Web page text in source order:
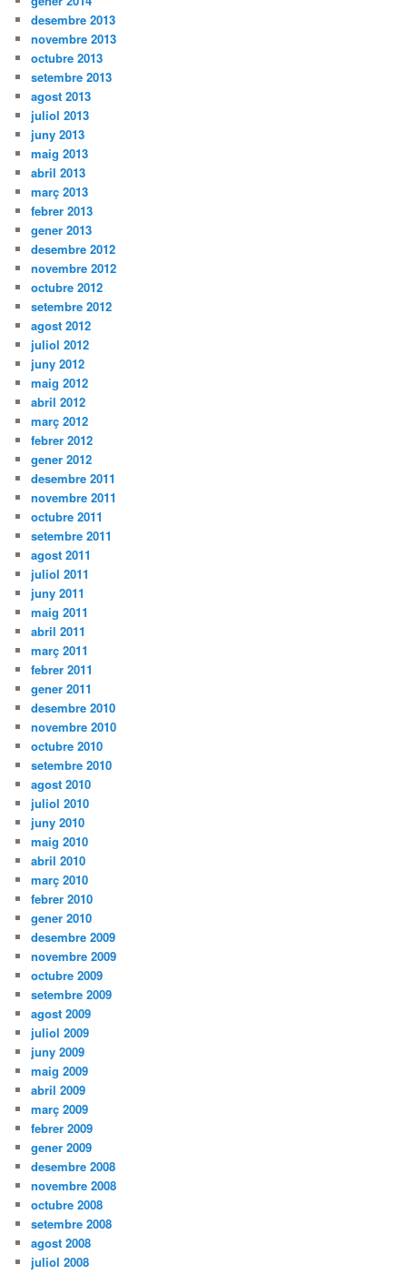
desembre 2013
novembre 2013
octubre 2013
setembre 2013
agost 2013
juliol 2013
juny 2013
maig 2013
abril 2013
març 2013
febrer 2013
gener 2013
desembre 2012
novembre 2012
octubre 2012
setembre 2012
agost 2012
juliol 2012
juny 2012
maig 2012
abril 2012
març 2012
febrer 2012
gener 2012
desembre 2011
novembre 2011
octubre 2011
setembre 2011
agost 2011
juliol 2011
juny 2011
maig 2011
abril 2011
març 2011
febrer 2011
gener 2011
desembre 2010
novembre 2010
octubre 2010
setembre 2010
agost 2010
juliol 2010
juny 2010
maig 2010
abril 2010
març 2010
febrer 2010
gener 2010
desembre 2009
novembre 2009
octubre 2009
setembre 2009
agost 2009
juliol 2009
juny 2009
maig 2009
abril 2009
març 2009
febrer 2009
gener 2009
desembre 2008
novembre 2008
octubre 2008
setembre 2008
agost 2008
juliol 2008